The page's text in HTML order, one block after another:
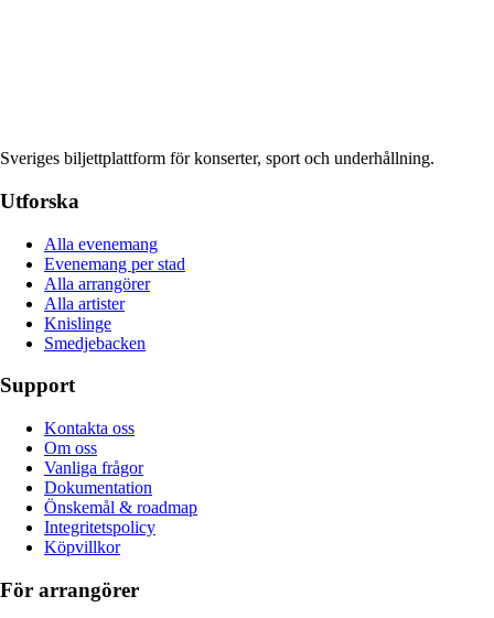
Sveriges biljettplattform för konserter, sport och underhållning.
Utforska
Alla evenemang
Evenemang per stad
Alla arrangörer
Alla artister
Knislinge
Smedjebacken
Support
Kontakta oss
Om oss
Vanliga frågor
Dokumentation
Önskemål & roadmap
Integritetspolicy
Köpvillkor
För arrangörer